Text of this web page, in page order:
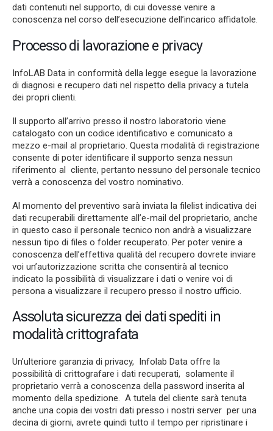
dati contenuti nel supporto, di cui dovesse venire a
conoscenza nel corso dell’esecuzione dell’incarico affidatole.
Processo di lavorazione e privacy
InfoLAB Data in conformità della legge esegue la lavorazione
di diagnosi e recupero dati nel rispetto della privacy a tutela
dei propri clienti.
Il supporto all’arrivo presso il nostro laboratorio viene
catalogato con un codice identificativo e comunicato a
mezzo e-mail al proprietario. Questa modalità di registrazione
consente di poter identificare il supporto senza nessun
riferimento al cliente, pertanto nessuno del personale tecnico
verrà a conoscenza del vostro nominativo.
Al momento del preventivo sarà inviata la filelist indicativa dei
dati recuperabili direttamente all’e-mail del proprietario, anche
in questo caso il personale tecnico non andrà a visualizzare
nessun tipo di files o folder recuperato. Per poter venire a
conoscenza dell’effettiva qualità del recupero dovrete inviare
voi un’autorizzazione scritta che consentirà al tecnico
indicato la possibilità di visualizzare i dati o venire voi di
persona a visualizzare il recupero presso il nostro ufficio.
Assoluta sicurezza dei dati spediti in
modalità crittografata
Un’ulteriore garanzia di privacy, Infolab Data offre la
possibilità di crittografare i dati recuperati, solamente il
proprietario verrà a conoscenza della password inserita al
momento della spedizione. A tutela del cliente sarà tenuta
anche una copia dei vostri dati presso i nostri server per una
decina di giorni, avrete quindi tutto il tempo per ripristinare i